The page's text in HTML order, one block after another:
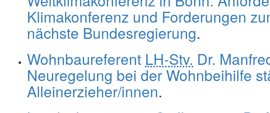
Klimakonferenz und Forderungen
nächste Bundesregierung.
Wohnbaureferent LH-Stv. Dr.
Neuregelung bei der Wohnbeihilfe
Alleinerzieher/innen.